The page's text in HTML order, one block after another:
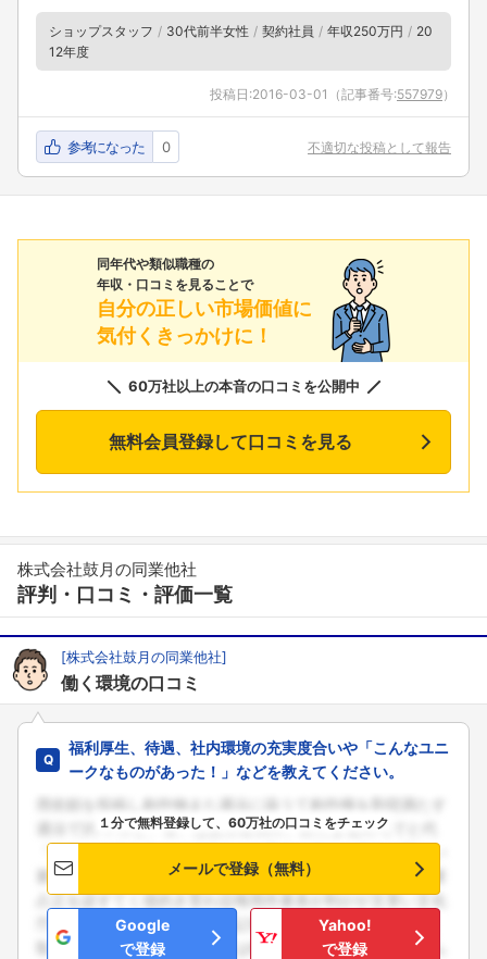
ショップスタッフ 30代前半女性 契約社員 年収250万円
20
12年度
投稿日:2016-03-01 （記事番号:557979）
参考になった 0 不適切な投稿として報告
同年代や類似職種の
年収・口コミを見ることで
自分の正しい市場価値に
気付くきっかけに！
60万社以上の本音の口コミを公開中
無料会員登録して口コミを見る
株式会社鼓月の同業他社
評判・口コミ・評価一覧
[株式会社鼓月の同業他社]
働く環境の口コミ
福利厚生、待遇、社内環境の充実度合いや「こんなユニ
ークなものがあった！」などを教えてください。
１分で無料登録して、60万社の口コミをチェック
メールで登録（無料）
Google
で登録
Yahoo!
で登録